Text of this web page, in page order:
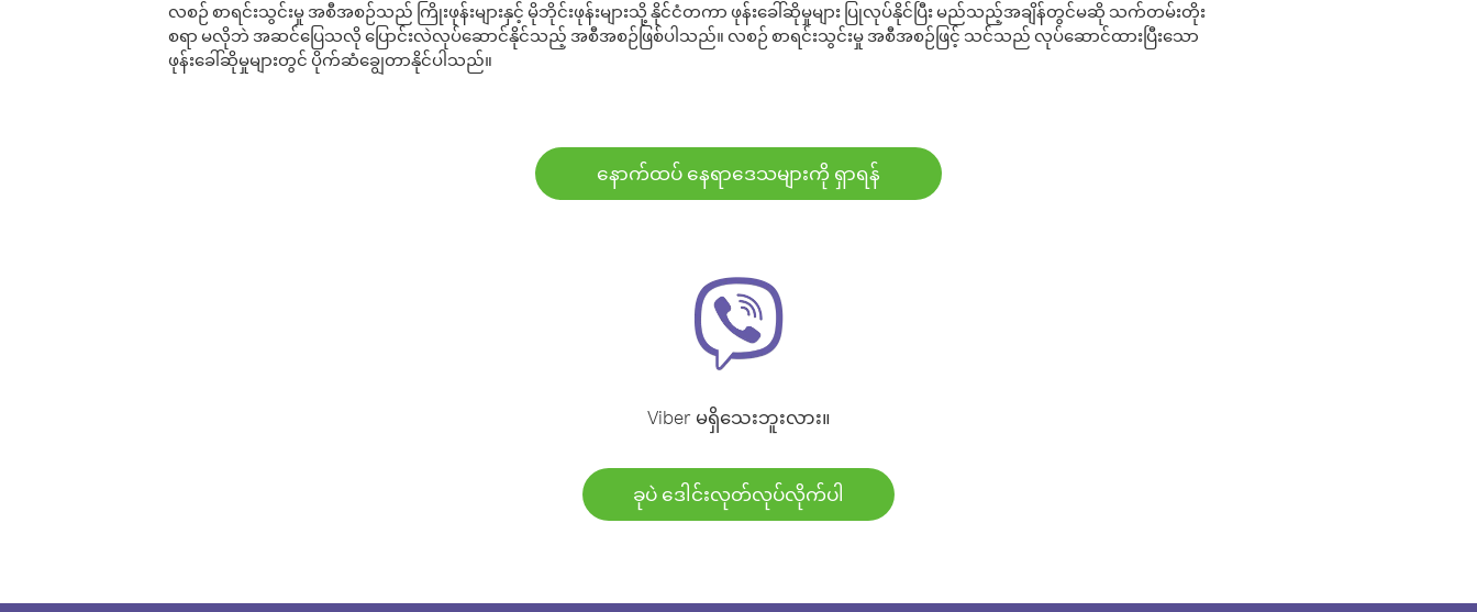
လစဉ် စာရင်းသွင်းမှု အစီအစဉ်သည် ကြိုးဖုန်းများနှင့် မိုဘိုင်းဖုန်းများသို့ နိုင်ငံတကာ ဖုန်းခေါ်ဆိုမှုများ ပြုလုပ်နိုင်ပြီး မည်သည့်အချိန်တွင်မဆို သက်တမ်းတိုး
စရာ မလိုဘဲ အဆင်ပြေသလို ပြောင်းလဲလုပ်ဆောင်နိုင်သည့် အစီအစဉ်ဖြစ်ပါသည်။ လစဉ် စာရင်းသွင်းမှု အစီအစဉ်ဖြင့် သင်သည် လုပ်ဆောင်ထားပြီးသော
ဖုန်းခေါ်ဆိုမှုများတွင် ပိုက်ဆံချွေတာနိုင်ပါသည်။
နောက်ထပ် နေရာဒေသများကို ရှာရန်
Viber မရှိသေးဘူးလား။
ခုပဲ ဒေါင်းလုတ်လုပ်လိုက်ပါ